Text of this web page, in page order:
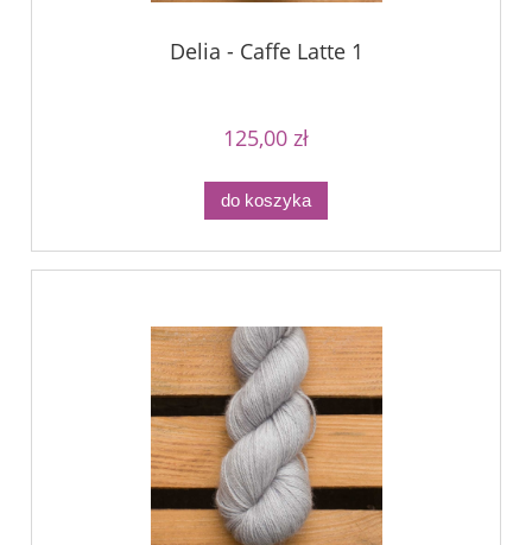
Delia - Caffe Latte 1
125,00 zł
do koszyka